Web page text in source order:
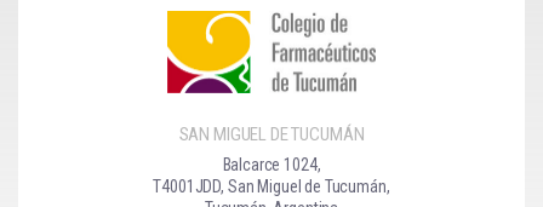
SAN MIGUEL DE TUCUMÁN
Balcarce 1024,
T4001JDD, San Miguel de Tucumán,